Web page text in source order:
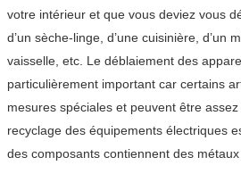
votre intérieur et que vous deviez vous
d’un sèche-linge, d’une cuisinière, d’un
vaisselle, etc. Le déblaiement des
particulièrement important car certains
mesures spéciales et peuvent être
recyclage des équipements électriques
des composants contiennent des métaux